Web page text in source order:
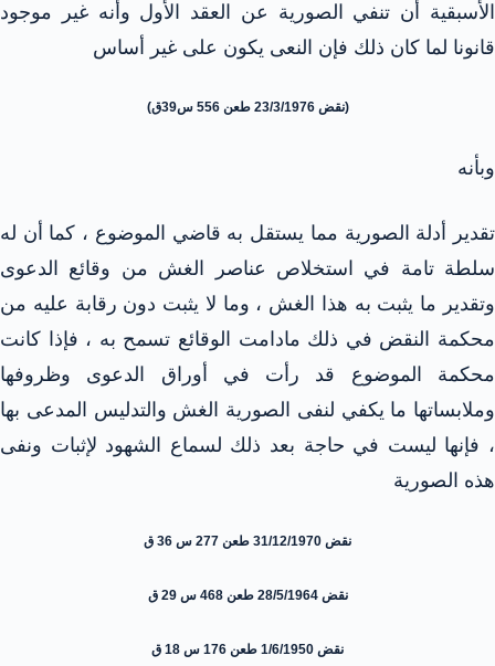
الأسبقية أن تنفي الصورية عن العقد الأول وأنه غير موجود
قانونا لما كان ذلك فإن النعى يكون على غير أساس
(نقض 23/3/1976 طعن 556 س39ق)
وبأنه
تقدير أدلة الصورية مما يستقل به قاضي الموضوع ، كما أن له
سلطة تامة في استخلاص عناصر الغش من وقائع الدعوى
وتقدير ما يثبت به هذا الغش ، وما لا يثبت دون رقابة عليه من
محكمة النقض في ذلك مادامت الوقائع تسمح به ، فإذا كانت
محكمة الموضوع قد رأت في أوراق الدعوى وظروفها
وملابساتها ما يكفي لنفى الصورية الغش والتدليس المدعى بها
، فإنها ليست في حاجة بعد ذلك لسماع الشهود لإثبات ونفى
هذه الصورية
نقض 31/12/1970 طعن 277 س 36 ق
نقض 28/5/1964 طعن 468 س 29 ق
نقض 1/6/1950 طعن 176 س 18 ق